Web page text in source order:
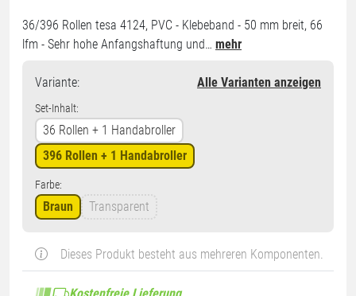
36/396 Rollen tesa 4124, PVC - Klebeband - 50 mm breit, 66
lfm - Sehr hohe Anfangshaftung und… mehr
Variante: Alle Varianten anzeigen
Set-Inhalt:
36 Rollen + 1 Handabroller
396 Rollen + 1 Handabroller
Farbe:
Braun Transparent
Dieses Produkt besteht aus mehreren Komponenten.